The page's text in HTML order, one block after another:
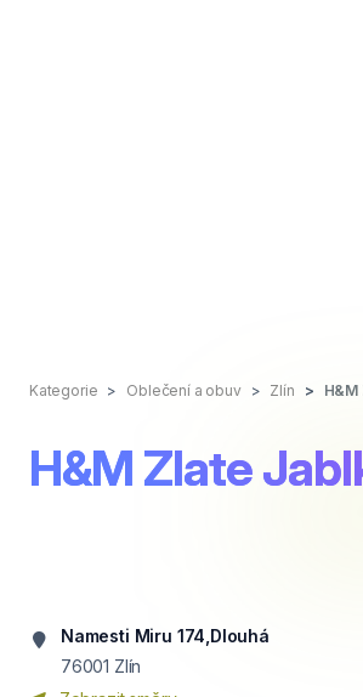
Kategorie Oblečení a obuv Zlín H&M
H&M Zlate
Namesti Miru 174,Dlouhá
76001 Zlín